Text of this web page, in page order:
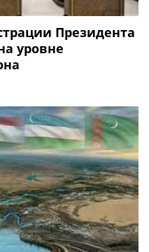
Президента
уровне